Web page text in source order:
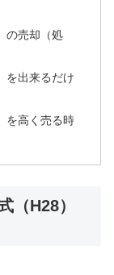
の売却（処
を出来るだけ
を高く売る時
（H28）